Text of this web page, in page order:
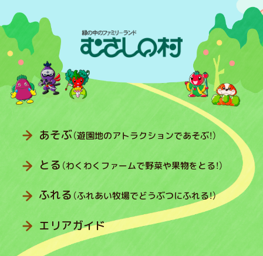
あそぶ（遊園地のアトラクションであそぶ！）
とる （わくわくファームで野菜や果物をとる！）
ふれる （ふれあい牧場でどうぶつにふれる！）
エリアガイド